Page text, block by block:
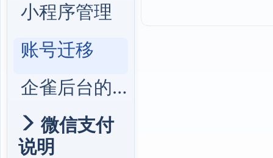
小程序管理
账号迁移
企雀后台的公众号设置
微信支付
说明